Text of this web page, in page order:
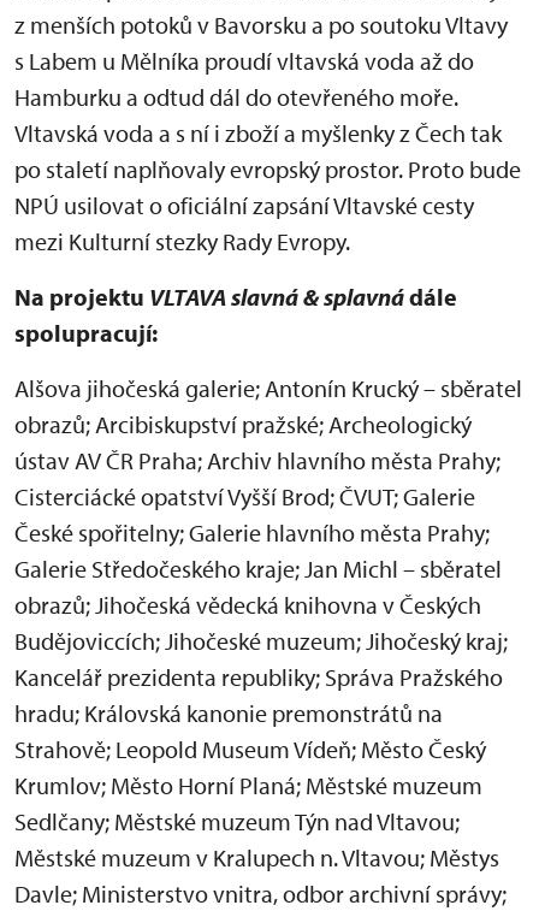
z menších potoků v Bavorsku a po soutoku Vltavy
s Labem u Mělníka proudí vltavská voda až do
Hamburku a odtud dál do otevřeného moře.
Vltavská voda a s ní i zboží a myšlenky z Čech tak
po staletí naplňovaly evropský prostor. Proto bude
NPÚ usilovat o oficiální zapsání Vltavské cesty
mezi Kulturní stezky Rady Evropy.
Na projektu VLTAVA slavná & splavnádále
spolupracují:
Alšova jihočeská galerie; Antonín Krucký – sběratel
obrazů; Arcibiskupství pražské; Archeologický
ústav AV ČR Praha; Archiv hlavního města Prahy;
Cisterciácké opatství Vyšší Brod; ČVUT; Galerie
České spořitelny; Galerie hlavního města Prahy;
Galerie Středočeského kraje; Jan Michl – sběratel
obrazů; Jihočeská vědecká knihovna v Českých
Budějoviccích; Jihočeské muzeum; Jihočeský kraj;
Kancelář prezidenta republiky; Správa Pražského
hradu; Královská kanonie premonstrátů na
Strahově; Leopold Museum Vídeň; Město Český
Krumlov; Město Horní Planá; Městské muzeum
Sedlčany; Městské muzeum Týn nad Vltavou;
Městské muzeum v Kralupech n. Vltavou; Městys
Davle; Ministerstvo vnitra, odbor archivní správy;